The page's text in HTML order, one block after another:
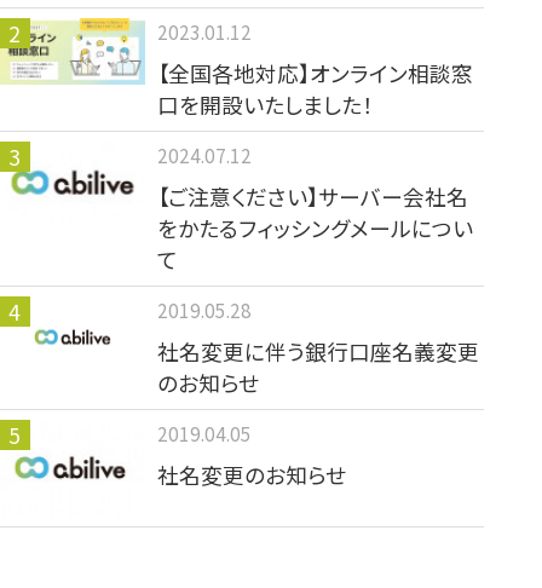
2023.01.12
【全国各地対応】オンライン相談窓
口を開設いたしました！
2024.07.12
【ご注意ください】サーバー会社名
をかたるフィッシングメールについ
て
2019.05.28
社名変更に伴う銀行口座名義変更
のお知らせ
2019.04.05
社名変更のお知らせ